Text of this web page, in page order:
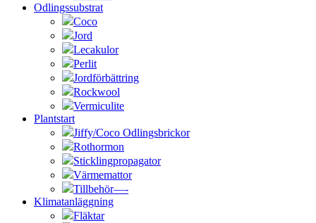
Odlingssubstrat
Coco
Jord
Lecakulor
Perlit
Jordförbättring
Rockwool
Vermiculite
Plantstart
Jiffy/Coco Odlingsbrickor
Rothormon
Sticklingpropagator
Värmemattor
Tillbehör—-
Klimatanläggning
Fläktar